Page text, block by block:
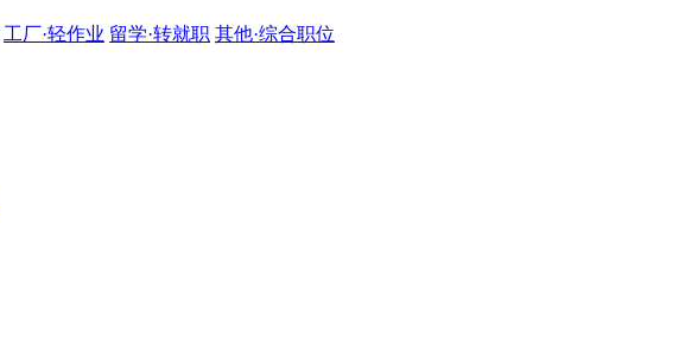
工厂·轻作业 留学·转就职 其他·综合职位